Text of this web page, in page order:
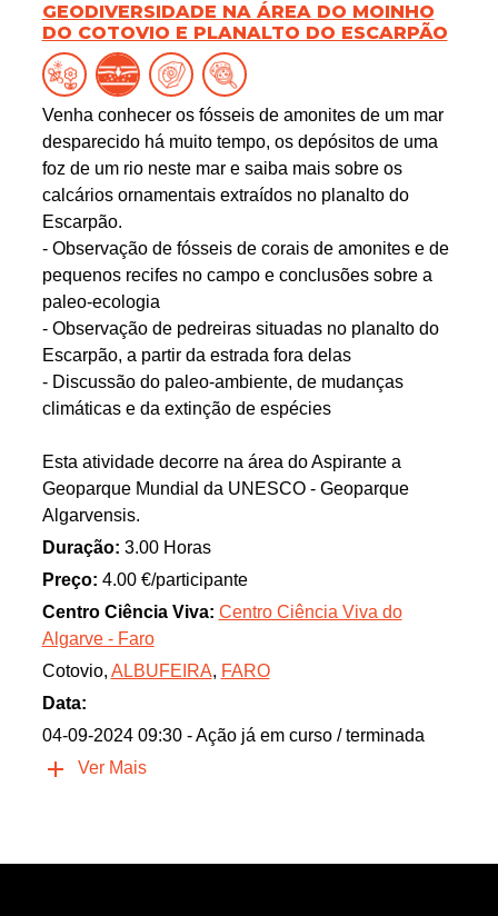
GEODIVERSIDADE NA ÁREA DO MOINHO
DO COTOVIO E PLANALTO DO ESCARPÃO
Venha conhecer os fósseis de amonites de um mar
desparecido há muito tempo, os depósitos de uma
foz de um rio neste mar e saiba mais sobre os
calcários ornamentais extraídos no planalto do
Escarpão.
- Observação de fósseis de corais de amonites e de
pequenos recifes no campo e conclusões sobre a
paleo-ecologia
- Observação de pedreiras situadas no planalto do
Escarpão, a partir da estrada fora delas
- Discussão do paleo-ambiente, de mudanças
climáticas e da extinção de espécies
Esta atividade decorre na área do Aspirante a
Geoparque Mundial da UNESCO - Geoparque
Algarvensis.
Duração: 3.00 Horas
Preço: 4.00 €/participante
Centro Ciência Viva: Centro Ciência Viva do
Algarve - Faro
Cotovio, ALBUFEIRA, FARO
Data:
04-09-2024 09:30 - Ação já em curso / terminada
Ver Mais